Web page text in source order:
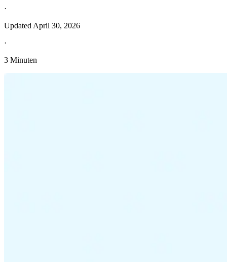
·
Updated April 30, 2026
·
3 Minuten